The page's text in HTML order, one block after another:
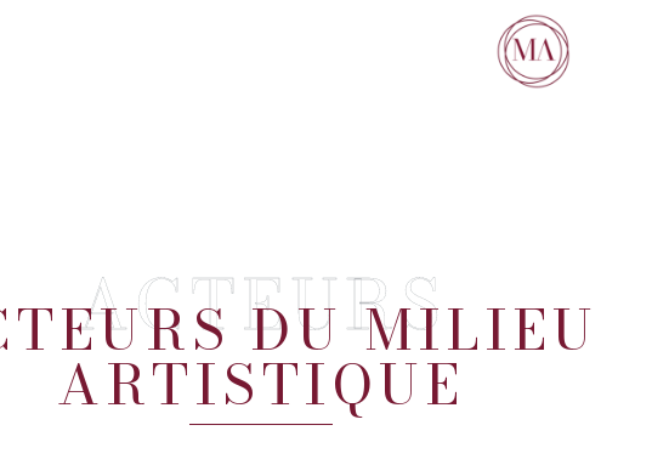
ACTEURS
DU MILIEU
ARTISTIQUE